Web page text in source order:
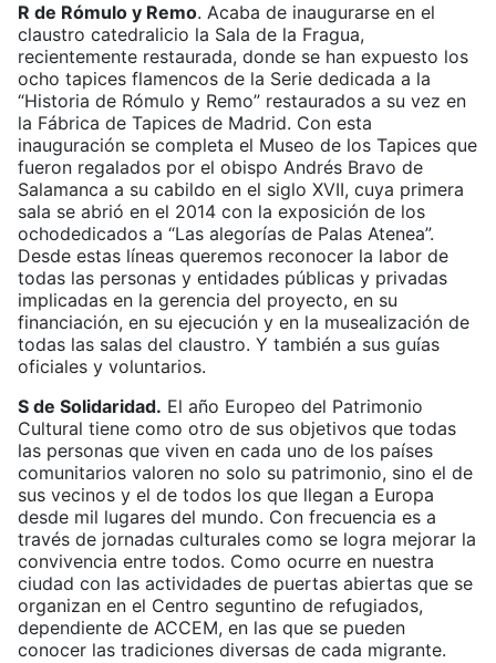
R de Rómulo y Remo. Acaba de inaugurarse en el
claustro catedralicio la Sala de la Fragua,
recientemente restaurada, donde se han expuesto los
ocho tapices flamencos de la Serie dedicada a la
“Historia de Rómulo y Remo” restaurados a su vez en
la Fábrica de Tapices de Madrid. Con esta
inauguración se completa el Museo de los Tapices que
fueron regalados por el obispo Andrés Bravo de
Salamanca a su cabildo en el siglo XVII, cuya primera
sala se abrió en el 2014 con la exposición de los
ochodedicados a “Las alegorías de Palas Atenea”.
Desde estas líneas queremos reconocer la labor de
todas las personas y entidades públicas y privadas
implicadas en la gerencia del proyecto, en su
financiación, en su ejecución y en la musealización de
todas las salas del claustro. Y también a sus guías
oficiales y voluntarios.
S de Solidaridad. El año Europeo del Patrimonio
Cultural tiene como otro de sus objetivos que todas
las personas que viven en cada uno de los países
comunitarios valoren no solo su patrimonio, sino el de
sus vecinos y el de todos los que llegan a Europa
desde mil lugares del mundo. Con frecuencia es a
través de jornadas culturales como se logra mejorar la
convivencia entre todos. Como ocurre en nuestra
ciudad con las actividades de puertas abiertas que se
organizan en el Centro seguntino de refugiados,
dependiente de ACCEM, en las que se pueden
conocer las tradiciones diversas de cada migrante.